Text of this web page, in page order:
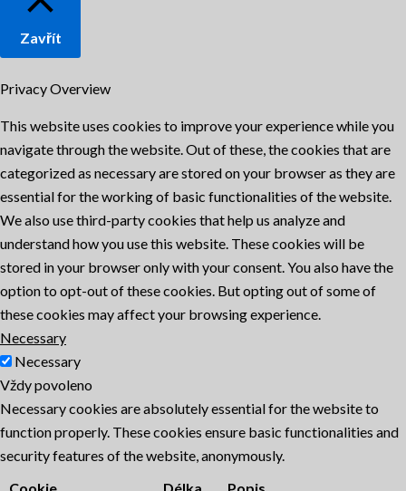
Zavřít
Privacy Overview
This website uses cookies to improve your experience while you
navigate through the website. Out of these, the cookies that are
categorized as necessary are stored on your browser as they are
essential for the working of basic functionalities of the website.
We also use third-party cookies that help us analyze and
understand how you use this website. These cookies will be
stored in your browser only with your consent. You also have the
option to opt-out of these cookies. But opting out of some of
these cookies may affect your browsing experience.
Necessary
Necessary
Vždy povoleno
Necessary cookies are absolutely essential for the website to
function properly. These cookies ensure basic functionalities and
security features of the website, anonymously.